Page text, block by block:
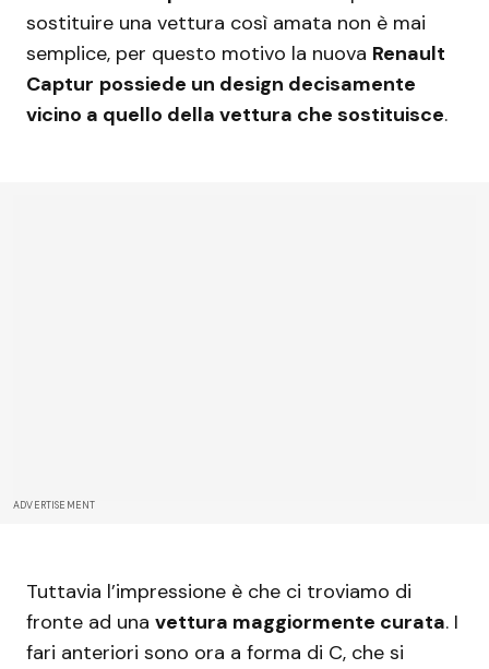
sostituire una vettura così amata non è mai
semplice, per questo motivo la nuova Renault
Captur possiede un design decisamente
vicino a quello della vettura che sostituisce.
ADVERTISEMENT
Tuttavia l’impressione è che ci troviamo di
fronte ad una vettura maggiormente curata. I
fari anteriori sono ora a forma di C, che si